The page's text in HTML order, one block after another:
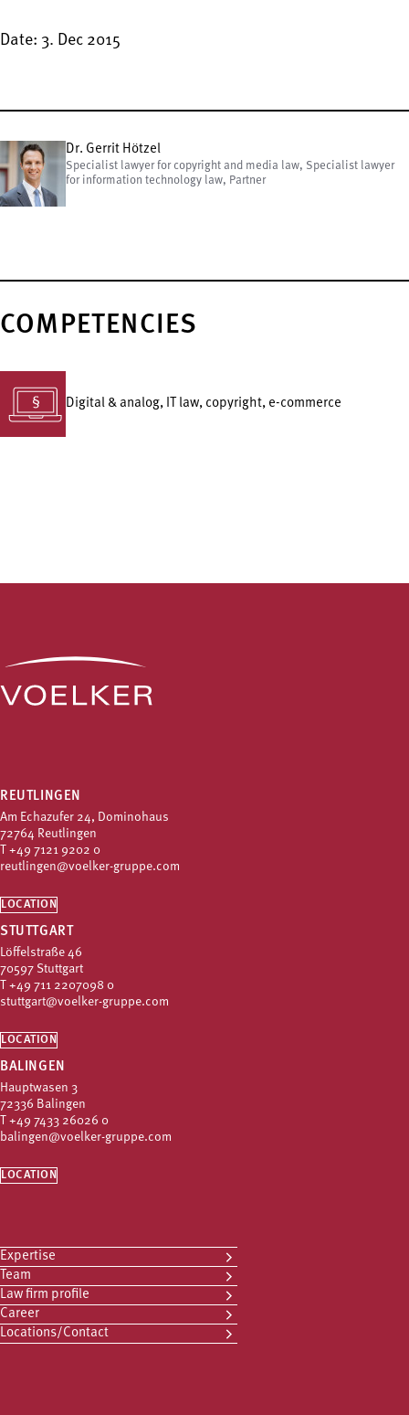
Date: 3. Dec 2015
Dr. Gerrit Hötzel
Specialist lawyer for copyright and media law, Specialist lawyer
for information technology law, Partner
COMPETENCIES
Digital & analog, IT law, copyright, e-commerce
REUTLINGEN
Am Echazufer 24, Dominohaus
72764 Reutlingen
+49 7121 9202 0
reutlingen@voelker-gruppe.com
LOCATION
STUTTGART
Löffelstraße 46
70597 Stuttgart
+49 711 2207098 0
stuttgart@voelker-gruppe.com
LOCATION
BALINGEN
Hauptwasen 3
72336 Balingen
+49 7433 26026 0
balingen@voelker-gruppe.com
LOCATION
Expertise
Team
Law firm profile
Career
Locations/Contact